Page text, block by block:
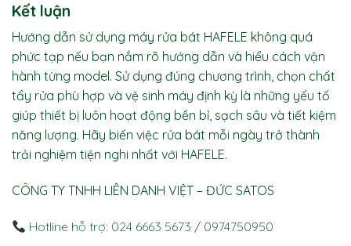
Kết luận
Hướng dẫn sử dụng máy rửa bát HAFELE không quá
phức tạp nếu bạn nắm rõ hướng dẫn và hiểu cách vận
hành từng model. Sử dụng đúng chương trình, chọn chất
tẩy rửa phù hợp và vệ sinh máy định kỳ là những yếu tố
giúp thiết bị luôn hoạt động bền bỉ, sạch sâu và tiết kiệm
năng lượng. Hãy biến việc rửa bát mỗi ngày trở thành
trải nghiệm tiện nghi nhất với HAFELE.
CÔNG TY TNHH LIÊN DANH VIỆT – ĐỨC SATOS
Hotline hỗ trợ: 024 6663 5673 / 0974750950